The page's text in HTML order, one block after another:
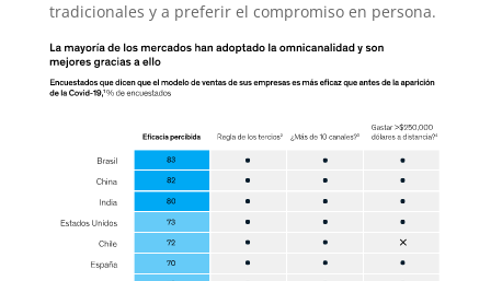
tradicionales y a preferir el compromiso en persona.